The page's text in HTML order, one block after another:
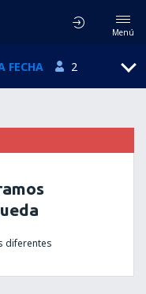
Menú
FECHA 2
diferentes